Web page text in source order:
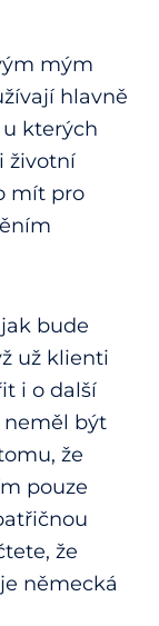
mým
hlavně
kterých
životní
mít pro
bude
už klienti
i o další
neměl být
že
pouze
že
německá